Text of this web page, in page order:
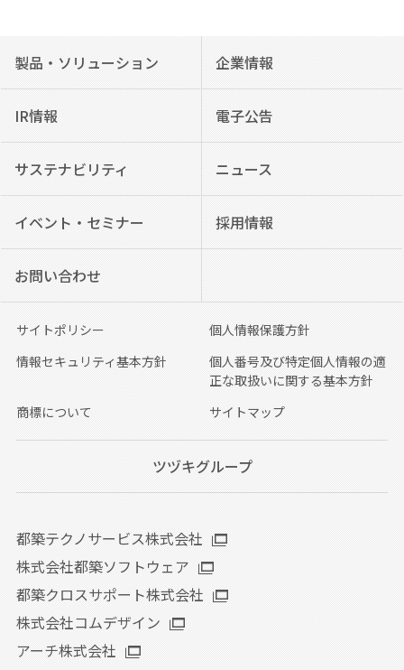
製品・ソリューション 企業情報
IR情報 電子公告
サステナビリティ ニュース
イベント・セミナー 採用情報
お問い合わせ
サイトポリシー
個人情報保護方針
情報セキュリティ基本方針
個人番号及び特定個人情報の適
正な取扱いに関する基本方針
商標について
サイトマップ
ツヅキグループ
都築テクノサービス株式会社
株式会社都築ソフトウェア
都築クロスサポート株式会社
株式会社コムデザイン
アーチ株式会社